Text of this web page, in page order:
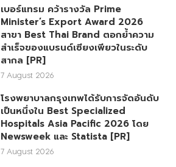
เบอร์แทรม คว้ารางวัล Prime
Minister’s Export Award 2026
สาขา Best Thai Brand ตอกย้ำความ
สำเร็จของแบรนด์เซียงเพียวในระดับ
สากล [PR]
7 August 2026
โรงพยาบาลกรุงเทพได้รับการจัดอันดับ
เป็นหนึ่งใน Best Specialized
Hospitals Asia Pacific 2026 โดย
Newsweek และ Statista [PR]
7 August 2026